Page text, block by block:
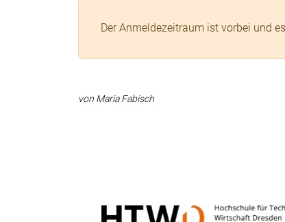
Der Anmeldezeitraum ist vorbei und
von Maria Fabisch